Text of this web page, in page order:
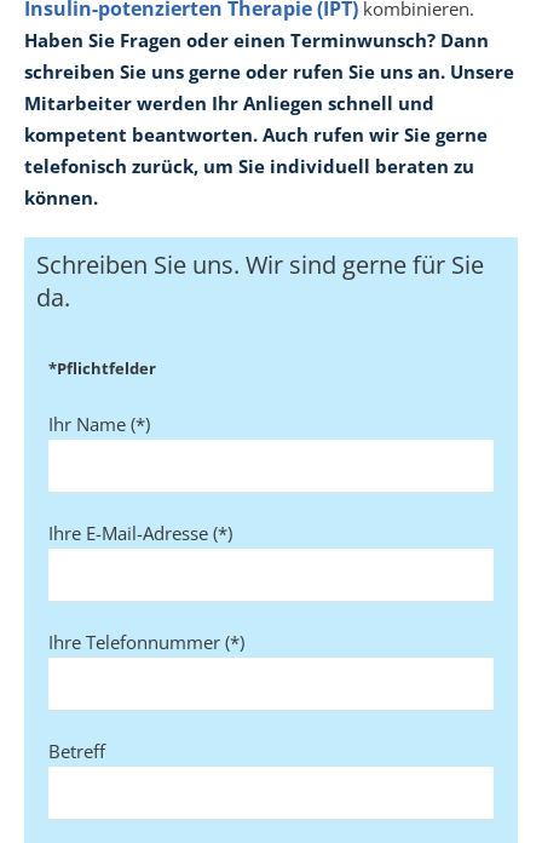
Insulin-potenzierten Therapie (IPT) kombinieren.
Haben Sie Fragen oder einen Terminwunsch? Dann
schreiben Sie uns gerne oder rufen Sie uns an. Unsere
Mitarbeiter werden Ihr Anliegen schnell und
kompetent beantworten. Auch rufen wir Sie gerne
telefonisch zurück, um Sie individuell beraten zu
können.
Schreiben Sie uns. Wir sind gerne für Sie
da.
*Pflichtfelder
Ihr Name (*)
Ihre E-Mail-Adresse (*)
Ihre Telefonnummer (*)
Betreff